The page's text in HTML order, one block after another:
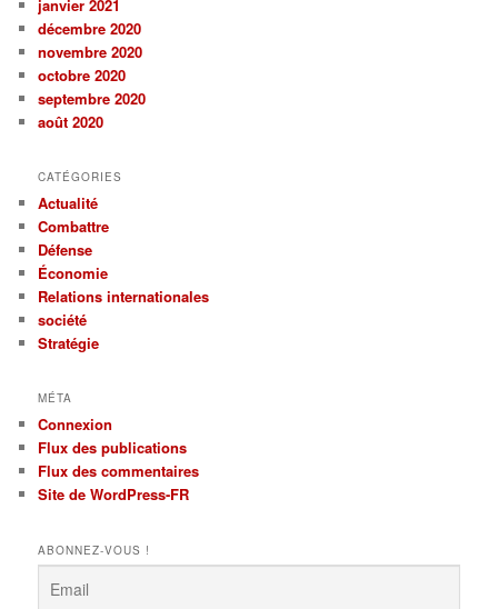
janvier 2021
décembre 2020
novembre 2020
octobre 2020
septembre 2020
août 2020
CATÉGORIES
Actualité
Combattre
Défense
Économie
Relations internationales
société
Stratégie
MÉTA
Connexion
Flux des publications
Flux des commentaires
Site de WordPress-FR
ABONNEZ-VOUS !